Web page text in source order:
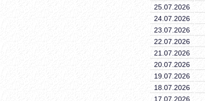
25.07.2026
24.07.2026
23.07.2026
22.07.2026
21.07.2026
20.07.2026
19.07.2026
18.07.2026
17.07.2026